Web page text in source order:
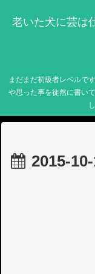
老いた犬に芸は
まだまだ初級者レベルで
や思った事を徒然に書
2015-